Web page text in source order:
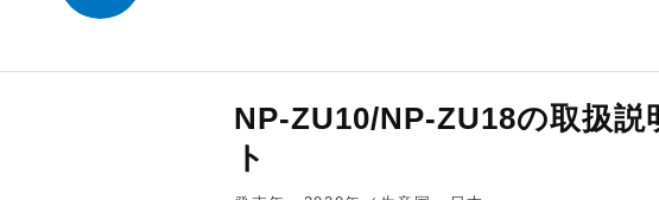
NP-ZU10/NP-ZU18の取扱説
ト